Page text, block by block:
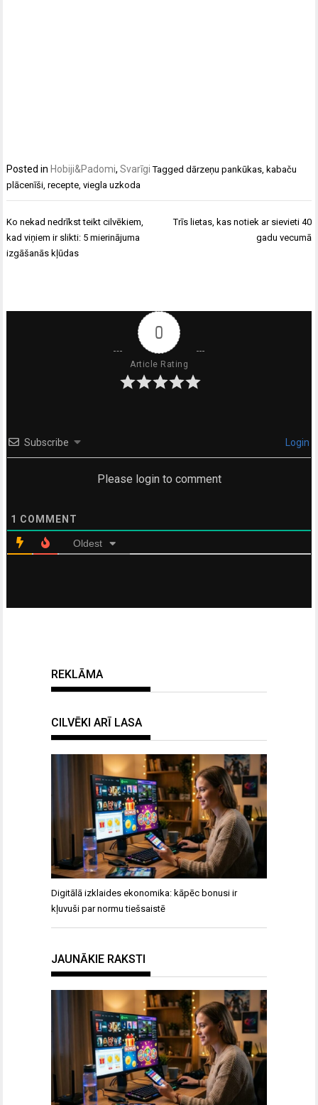
Posted inHobiji&Padomi,Svarīgi Taggeddārzeņu pankūkas ,kabaču
plācenīši ,recepte ,viegla uzkoda
Ziņu
izvēlne
Ko nekad nedrīkst teikt cilvēkiem,
kad viņiem ir slikti: 5 mierinājuma
izgāšanās kļūdas
Trīs lietas, kas notiek ar sievieti 40
gadu vecumā
0
Article Rating
Subscribe Login
Please login to comment
1 COMMENT
Oldest
REKLĀMA
CILVĒKI ARĪ LASA
Digitālā izklaides ekonomika: kāpēc bonusi ir
kļuvuši par normu tiešsaistē
JAUNĀKIE RAKSTI